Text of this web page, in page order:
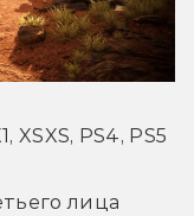
XSXS, PS4, PS5
лица